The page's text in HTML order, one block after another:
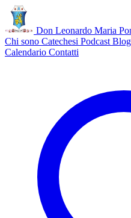
Don Leonardo Maria
Chi sono Catechesi Podcast Blog
Calendario Contatti